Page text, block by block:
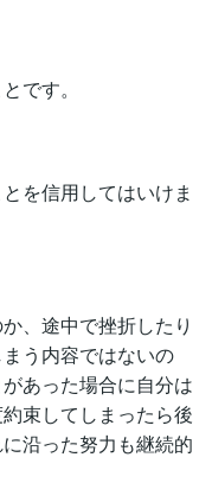
です。
を信用してはいけま
、途中で挫折したり
う内容ではないの
あった場合に自分は
束してしまったら後
沿った努力も継続的